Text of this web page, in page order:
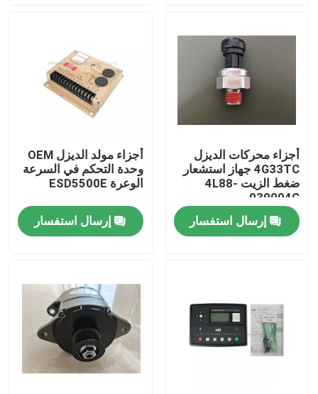
أشرطة فيديو
جولة في المعمل
رقابة جودة
اطلب اقتباس
أجزاء محركات الديزل
4G33TC جهاز استشعار
ضغط الزيت 4L88-
030004G
إرسال استفسار
أجزاء مولد الديزل OEM
وحدة التحكم في السرعة
الوعرة ESD5500E
إرسال استفسار